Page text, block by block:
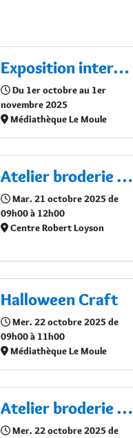
Exposition interactive : "Lux in Tenebris"
Du 1er octobre au 1er
novembre 2025
Médiathèque Le Moule
Atelier broderie créative : L’aventure des textiles !
Mar. 21 octobre 2025 de
09h00 à 12h00
Centre Robert Loyson
Halloween Craft
Mer. 22 octobre 2025 de
09h00 à 11h00
Médiathèque Le Moule
Atelier broderie créative : L’aventure des textiles !
Mer. 22 octobre 2025 de